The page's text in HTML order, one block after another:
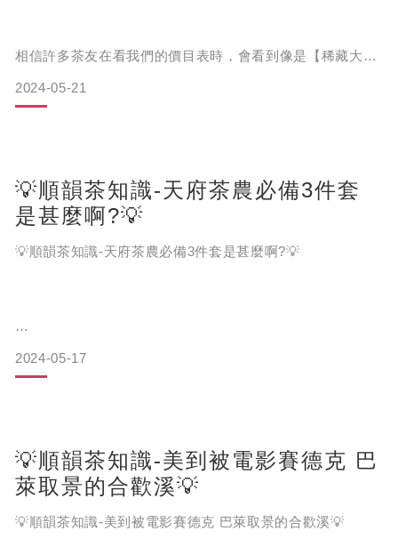
若在冬天茶樹尚未長出新葉時結霜對茶樹冬眠並吸收養分將
有很大幫助，但若
相信許多茶友在看我們的價目表時，會看到像是【稀藏大禹
『K』字，常會詢問我們K代表什麼意思?
中橫公路西起台中市東勢區，東至花蓮縣新城鄉，全長188
公里，沿途經過我們的梨山、大禹嶺等知名茶葉產地，因此
許多茶農就會將自己茶園所位於的中橫公路的幾公里處作為
2024-05-21
💡順韻茶知識-天府茶農必備3件套
是甚麼啊?💡
💡順韻茶知識-天府茶農必備3件套是甚麼啊?💡
如果有到過福壽山天府農場的茶友，是否有聽過天府茶農必
備的3件套組呢?那你知道這3件套是哪3件呢❓
天府農場3件套指的就是:搬運車、單軌車及流籠
2024-05-17
💡順韻茶知識-美到被電影賽德克 巴
萊取景的合歡溪💡
💡順韻茶知識-美到被電影賽德克 巴萊取景的合歡溪💡